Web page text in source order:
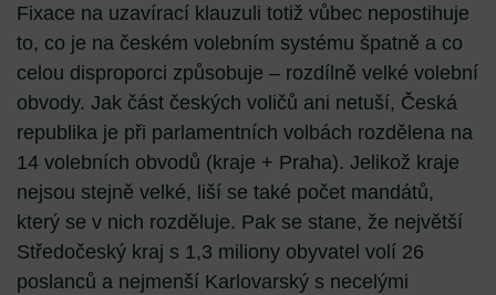
Fixace na uzavírací klauzuli totiž vůbec nepostihuje
to, co je na českém volebním systému špatně a co
celou disproporci způsobuje – rozdílně velké volební
obvody. Jak část českých voličů ani netuší, Česká
republika je při parlamentních volbách rozdělena na
14 volebních obvodů (kraje + Praha). Jelikož kraje
nejsou stejně velké, liší se také počet mandátů,
který se v nich rozděluje. Pak se stane, že největší
Středočeský kraj s 1,3 miliony obyvatel volí 26
poslanců a nejmenší Karlovarský s necelými